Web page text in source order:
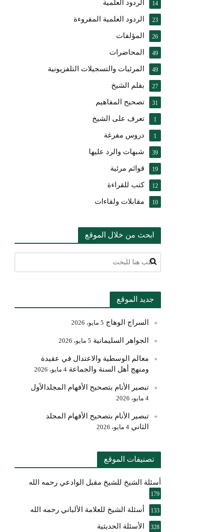
الردود العلمية 14
الردود العلمية المقروءة 23
المؤلفات 26
المحاضرات 49
المرئيات والتسجيلات التلفزيونية 49
بقلم الشيخ 27
تصحيح المفاهيم 31
تعرف على الشيخ 1
دروس مفرغة 1
شبهات والرد عليها 39
قوائم مرئية 19
كتب للقراءة 12
مقابلات ولقاءات 10
ابحث من خلال الموقع
جديد الموقع
السراج الوهاج 5 مايو، 2026
الجواهر السليمانية 5 مايو، 2026
معالم الوسطية والاعتدال في عقيدة
ومنهج أهل السنة والجماعة 4 مايو، 2026
تبصير الأنام بتصحيح الأفهام المجلدالأول
4 مايو، 2026
تبصير الأنام بتصحيح الأفهام المجلد
الثاني 4 مايو، 2026
تصنيفات الموقع
أسئلة الشيخ للشيخ مقبل الوادعي رحمه الله
179
أسئلة الشيخ للعلامة الألباني رحمه الله 133
الأسئلة الحديثية 328